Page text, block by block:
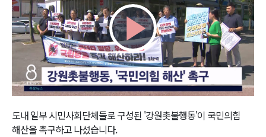
Play
Video
도내 일부 시민사회단체들로 구성된 '강원촛불행동'이 국민의힘
해산을 촉구하고 나섰습니다.